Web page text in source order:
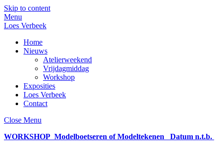
Skip to content
Menu
Loes Verbeek
Home
Nieuws
Atelierweekend
Vrijdagmiddag
Workshop
Exposities
Loes Verbeek
Contact
Close Menu
WORKSHOP Modelboetseren of Modeltekenen Datum n.t.b.